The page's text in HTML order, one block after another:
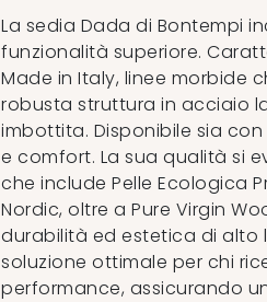
La sedia Dada di Bontempi
funzionalità superiore.
Made in Italy, linee morbide
robusta struttura in acciaio
imbottita. Disponibile sia
e comfort. La sua qualità si
che include Pelle Ecologica
Nordic, oltre a Pure Virgin
durabilità ed estetica di alto
soluzione ottimale per chi
performance, assicurando